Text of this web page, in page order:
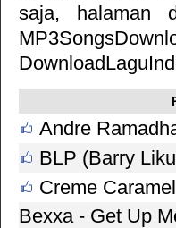
saja, halaman
Andre
BLP (Barry
Creme
Bexxa - Get Up